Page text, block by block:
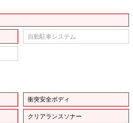
自動駐車システム
衝突安全ボディ
クリアランスソナー